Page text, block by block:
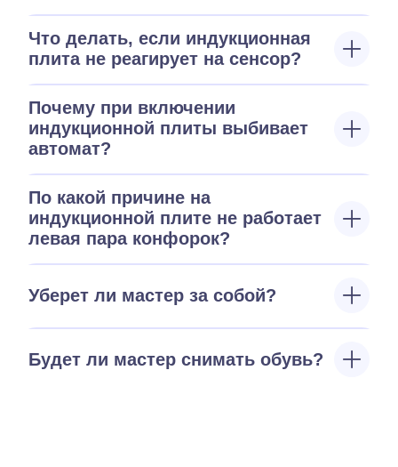
Что делать, если индукционная
плита не реагирует на сенсор?
Почему при включении
индукционной плиты выбивает
автомат?
По какой причине на
индукционной плите не работает
левая пара конфорок?
Уберет ли мастер за собой?
Будет ли мастер снимать обувь?